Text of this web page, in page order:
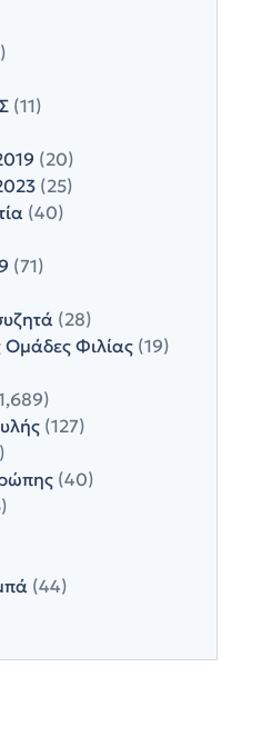
(11)
(20)
(25)
(40)
(71)
(28)
Ομάδες Φιλίας(19)
(127)
(40)
(44)